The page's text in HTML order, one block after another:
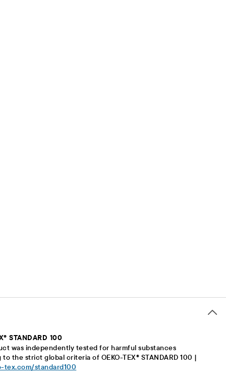
STANDARD 100
was independently tested for harmful substances
the strict global criteria of OEKO-TEX® STANDARD 100 |
tex.com/standard100